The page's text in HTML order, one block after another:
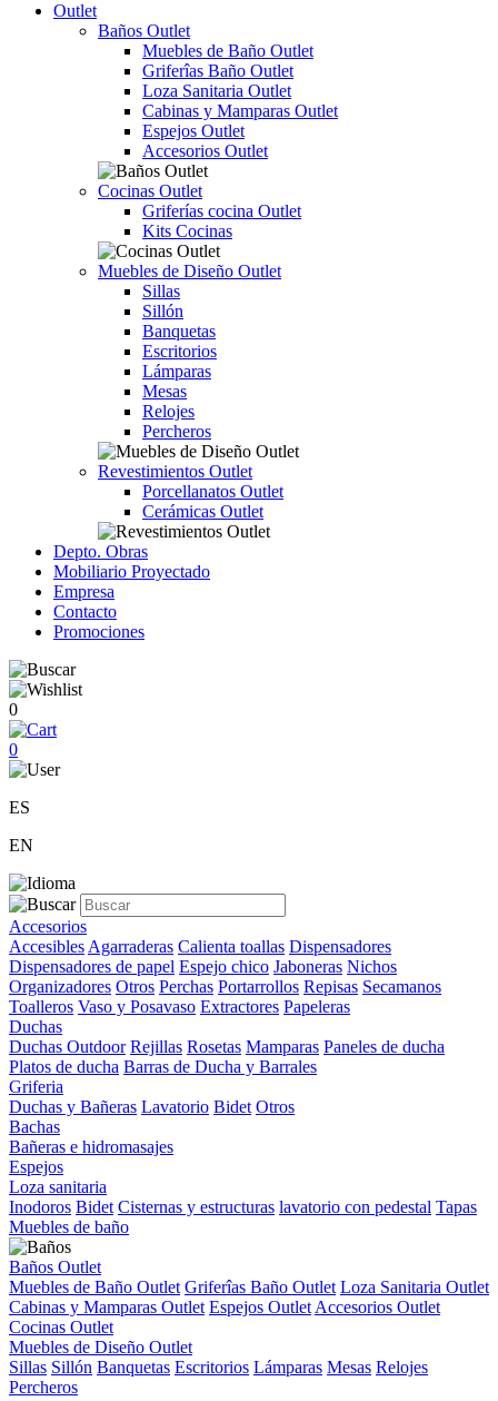
Outlet
Baños Outlet
Muebles de Baño Outlet
Griferîas Baño Outlet
Loza Sanitaria Outlet
Cabinas y Mamparas Outlet
Espejos Outlet
Accesorios Outlet
Cocinas Outlet
Griferías cocina Outlet
Kits Cocinas
Muebles de Diseño Outlet
Sillas
Sillón
Banquetas
Escritorios
Lámparas
Mesas
Relojes
Percheros
Revestimientos Outlet
Porcellanatos Outlet
Cerámicas Outlet
Depto. Obras
Mobiliario Proyectado
Empresa
Contacto
Promociones
0
0
ES
EN
Accesorios
Accesibles Agarraderas Calienta toallas Dispensadores
Dispensadores de papel Espejo chico Jaboneras Nichos
Organizadores Otros Perchas Portarrollos Repisas Secamanos
Toalleros Vaso y Posavaso Extractores Papeleras
Duchas
Duchas Outdoor Rejillas Rosetas Mamparas Paneles de ducha
Platos de ducha Barras de Ducha y Barrales
Griferia
Duchas y Bañeras Lavatorio Bidet Otros
Bachas
Bañeras e hidromasajes
Espejos
Loza sanitaria
Inodoros Bidet Cisternas y estructuras lavatorio con pedestal Tapas
Muebles de baño
Baños Outlet
Muebles de Baño Outlet Griferîas Baño Outlet Loza Sanitaria Outlet
Cabinas y Mamparas Outlet Espejos Outlet Accesorios Outlet
Cocinas Outlet
Muebles de Diseño Outlet
Sillas Sillón Banquetas Escritorios Lámparas Mesas Relojes
Percheros